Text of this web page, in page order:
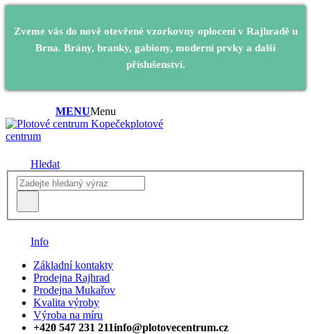
Zveme vás do nově otevřené vzorkovny oplocení v Rajhradě u
Brna. Brány, branky, gabiony, moderní prvky a další
příslušenství.
MENUMenu
plotové
centrum
Hledat
Info
Základní kontakty
Prodejna Rajhrad
Prodejna Mukařov
Kvalita výroby
Výroba na míru
+420 547 231 211info@plotovecentrum.cz